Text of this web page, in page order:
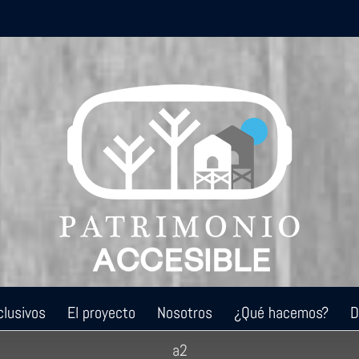
El proyecto Nosotros ¿Qué hacemos?
a2